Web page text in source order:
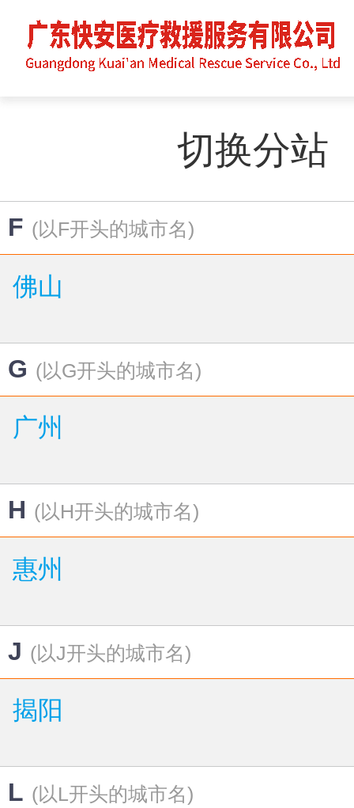
切换分站
F (以F开头的城市名)
佛山
G (以G开头的城市名)
广州
H (以H开头的城市名)
惠州
J (以J开头的城市名)
揭阳
L (以L开头的城市名)